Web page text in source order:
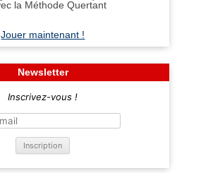
Jouer maintenant !
Newsletter
Inscrivez-vous !